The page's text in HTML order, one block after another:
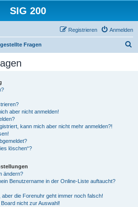
SIG 200
Anmelden
Registrieren
Fragen
aber nicht anmelden!
kann mich aber nicht mehr anmelden?!
löschen“?
ändern?
Benutzername in der Online-Liste auftaucht?
die Forenuhr geht immer noch falsch!
nicht zur Auswahl!